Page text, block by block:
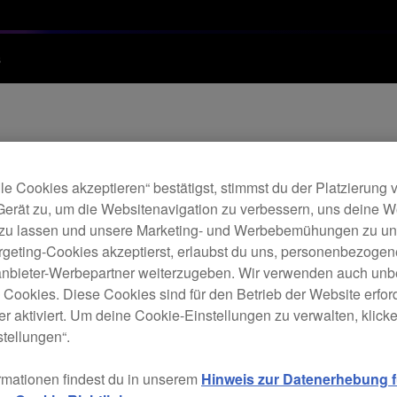
für CDJ-
2.08)
(Ver. 1.56)
Cookies akzeptieren“ bestätigst, stimmst du der Platzierung
zu, um die Websitenavigation zu verbessern, uns deine
lassen und unsere Marketing- und Werbebemühungen zu
Cookies akzeptierst, erlaubst du uns,
Werbepartner weiterzugeben. Wir verwenden auch
Diese Cookies sind für den Betrieb der Website
aktiviert. Um deine Cookie-Einstellungen zu verwalten,
findest du in unserem Hinweis zur Datenerhebung